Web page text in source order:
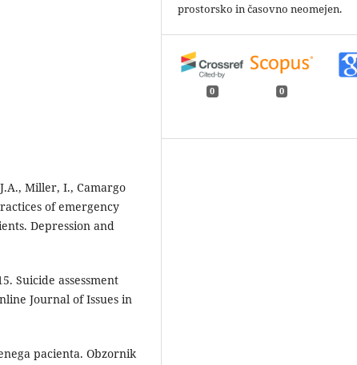
Miller, I., Camargo
of emergency
Depression and
Suicide assessment
Journal of Issues in
pacienta. Obzornik
prostorsko in časovno neomejen.
0 0